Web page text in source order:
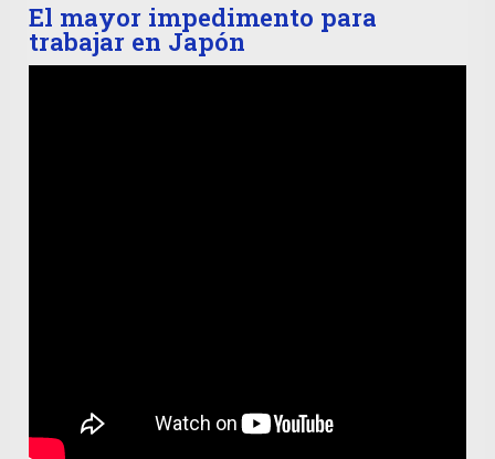
El mayor impedimento para
trabajar en Japón